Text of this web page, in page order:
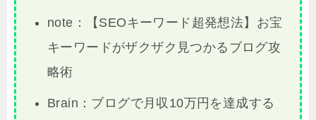
note：【SEOキーワード超発想法】お宝
キーワードがザクザク見つかるブログ攻
略術
Brain：ブログで月収10万円を達成する